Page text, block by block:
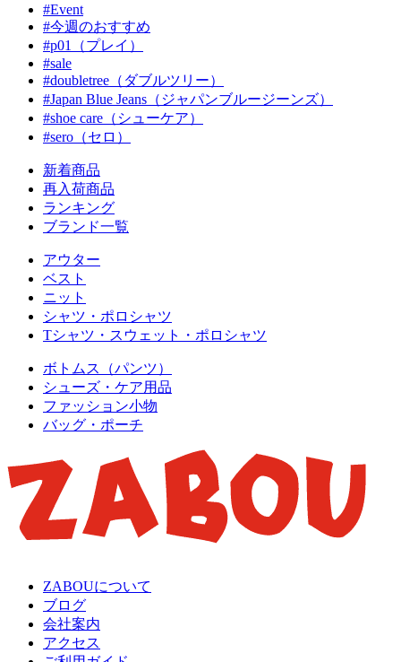
#Event
#今週のおすすめ
#p01（プレイ）
#sale
#doubletree（ダブルツリー）
#Japan Blue Jeans（ジャパンブルージーンズ）
#shoe care（シューケア）
#sero（セロ）
新着商品
再入荷商品
ランキング
ブランド一覧
アウター
ベスト
ニット
シャツ・ポロシャツ
Tシャツ・スウェット・ポロシャツ
ボトムス（パンツ）
シューズ・ケア用品
ファッション小物
バッグ・ポーチ
ZABOUについて
ブログ
会社案内
アクセス